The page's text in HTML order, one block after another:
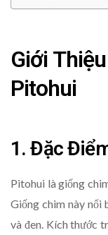
Giới
Pitohui
1. Đặc
Pitohui là giống
Giống chim này nổi
và đen. Kích thước